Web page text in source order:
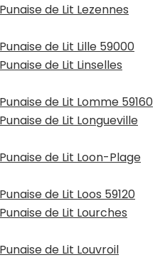
de Lit Lezennes
de Lit Lille 59000
de Lit Linselles
de Lit Lomme 59160
de Lit Longueville
de Lit Loon-Plage
de Lit Loos 59120
de Lit Lourches
de Lit Louvroil